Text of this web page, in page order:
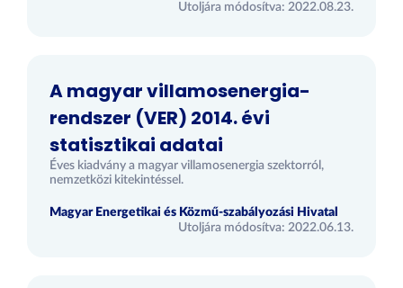
Utoljára módosítva: 2022.08.23.
A magyar villamosenergia-
rendszer (VER) 2014. évi
statisztikai adatai
Éves kiadvány a magyar villamosenergia szektorról,
nemzetközi kitekintéssel.
Magyar Energetikai és Közmű-szabályozási Hivatal
Utoljára módosítva: 2022.06.13.